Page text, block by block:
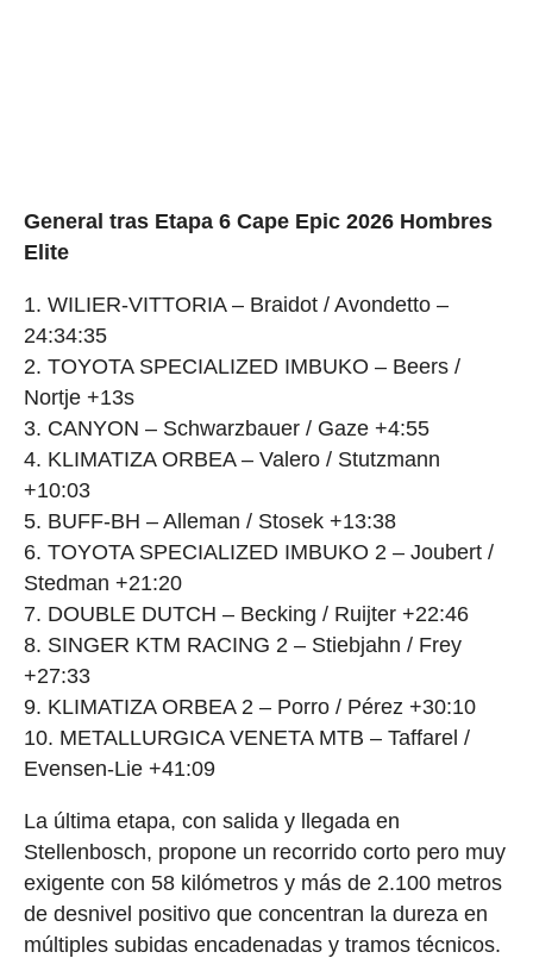
General tras Etapa 6 Cape Epic 2026 Hombres
Elite
1. WILIER-VITTORIA – Braidot / Avondetto –
24:34:35
2. TOYOTA SPECIALIZED IMBUKO – Beers /
Nortje +13s
3. CANYON – Schwarzbauer / Gaze +4:55
4. KLIMATIZA ORBEA – Valero / Stutzmann
+10:03
5. BUFF-BH – Alleman / Stosek +13:38
6. TOYOTA SPECIALIZED IMBUKO 2 – Joubert /
Stedman +21:20
7. DOUBLE DUTCH – Becking / Ruijter +22:46
8. SINGER KTM RACING 2 – Stiebjahn / Frey
+27:33
9. KLIMATIZA ORBEA 2 – Porro / Pérez +30:10
10. METALLURGICA VENETA MTB – Taffarel /
Evensen-Lie +41:09
La última etapa, con salida y llegada en
Stellenbosch, propone un recorrido corto pero muy
exigente con 58 kilómetros y más de 2.100 metros
de desnivel positivo que concentran la dureza en
múltiples subidas encadenadas y tramos técnicos.